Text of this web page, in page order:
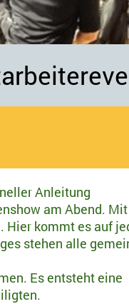
Anleitung
am Abend.
kommt es auf
stehen alle
Es entsteht eine